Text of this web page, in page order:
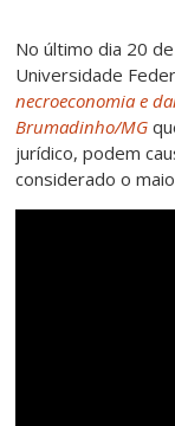
No último dia 20
Universidade
necroeconomia e
Brumadinho/MG
jurídico, podem
considerado o